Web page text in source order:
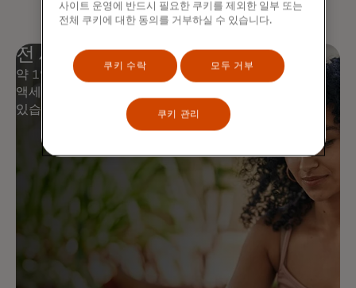
전 세계 어디서나 안심하고 사용
약 1억 5천만 곳의 장소와 2억 5천만 개 이상의 디지털
액세스 지점에서 Mastercard를 안전하게 사용할 수
있습니다.
사이트 운영에 반드시 필요한 쿠키를 제외한 일부 또는
전체 쿠키에 대한 동의를 거부하실 수 있습니다.
쿠키 수락 모두 거부
쿠키 관리